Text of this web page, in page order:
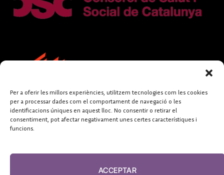
Per a oferir les millors experiències, utilitzem tecnologies com les cookies
per a processar dades com el comportament de navegació o les
identificacions úniques en aquest lloc. No consentir o retirar el
consentiment, pot afectar negativament unes certes característiques i
funcions.
ACCEPTAR
FUNDACIÓ